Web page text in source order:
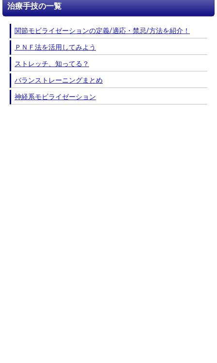
治療手技の一覧
関節モビライゼーションの定義/適応・禁忌/方法を紹介！
ＰＮＦ法を活用してみよう
ストレッチ、知ってる？
バランストレーニングまとめ
神経系モビライゼーション